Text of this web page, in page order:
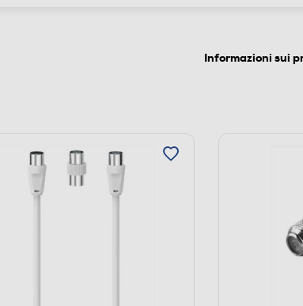
Informazioni sui